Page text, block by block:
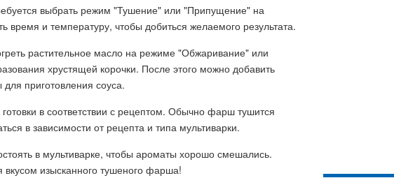
выбрать режим "Тушение" или "Припущение" на
время и температуру, чтобы добиться желаемого результата.
растительное масло на режиме "Обжаривание" или
хрустящей корочки. После этого можно добавить
приготовления соуса.
в соответствии с рецептом. Обычно фарш тушится
в зависимости от рецепта и типа мультиварки.
в мультиварке, чтобы ароматы хорошо смешались.
изысканного тушеного фарша!